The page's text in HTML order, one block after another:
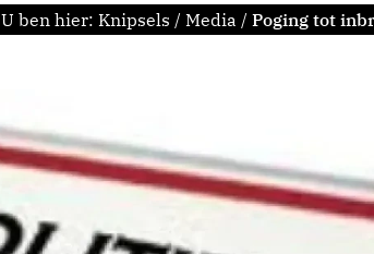
U ben hier: Knipsels / Media / Poging tot